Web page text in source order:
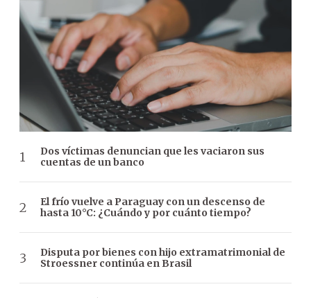
Dos víctimas denuncian que les vaciaron sus
cuentas de un banco
El frío vuelve a Paraguay con un descenso de
hasta 10°C: ¿Cuándo y por cuánto tiempo?
Disputa por bienes con hijo extramatrimonial de
Stroessner continúa en Brasil